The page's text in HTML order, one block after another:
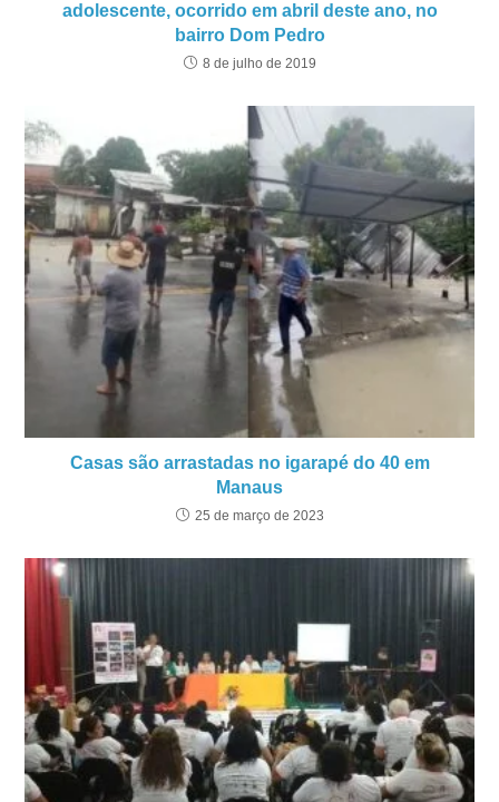
adolescente, ocorrido em abril deste ano, no
bairro Dom Pedro
8 de julho de 2019
Casas são arrastadas no igarapé do 40 em
Manaus
25 de março de 2023